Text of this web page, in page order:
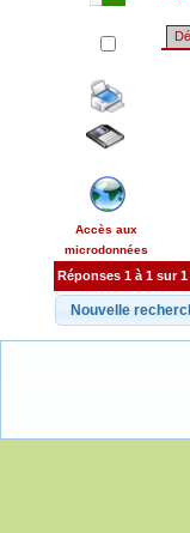
Accès aux
microdonnées
Réponses 1 à 1 sur 1